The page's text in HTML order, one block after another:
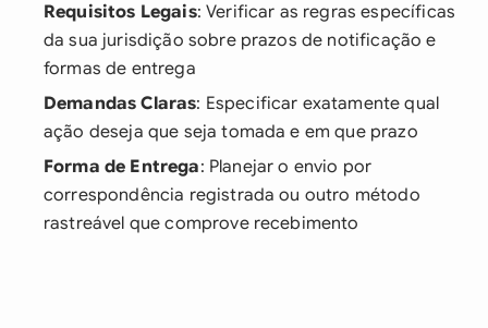
Requisitos Legais: Verificar as regras específicas
da sua jurisdição sobre prazos de notificação e
formas de entrega
Demandas Claras: Especificar exatamente qual
ação deseja que seja tomada e em que prazo
Forma de Entrega: Planejar o envio por
correspondência registrada ou outro método
rastreável que comprove recebimento